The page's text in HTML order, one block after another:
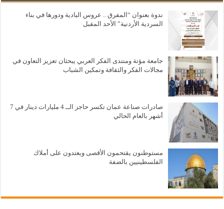
ندوة بعنوان “المفرق .. عروس البادية ودورها في بناء
السردية الأردنية” الأحد المقبل
جامعة مؤتة ومنتدى الفكر العربي يبحثان تعزيز التعاون في
مجالات الفكر والثقافة وتمكين الشباب
صادرات صناعة عمان تكسر حاجز الــ 4 مليارات دينار في 7
أشهر بالعام الحالي
مستوطنون يقتحمون الأقصى ويعتدون على أملاك
الفلسطينيين بالضفة